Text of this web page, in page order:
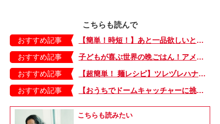
こちらも読んで
おすすめ記事
【簡単！時短！】あと一品欲しいときにおすすめの「卵とレタスの炒めもの」のレシピ
おすすめ記事
子どもが喜ぶ世界の晩ごはん！アメリカのフライドチキン＆フライドポテト
おすすめ記事
【超簡単！ 麺レシピ】ツレヅレハナコさんに聞く、パパッと作れる「オイルサーディンとミニトマトの冷製パスタ」
おすすめ記事
【おうちでドームキャッチャーに挑戦だ】アンパンマン わくわくドームキャッチャー
こちらも読みたい